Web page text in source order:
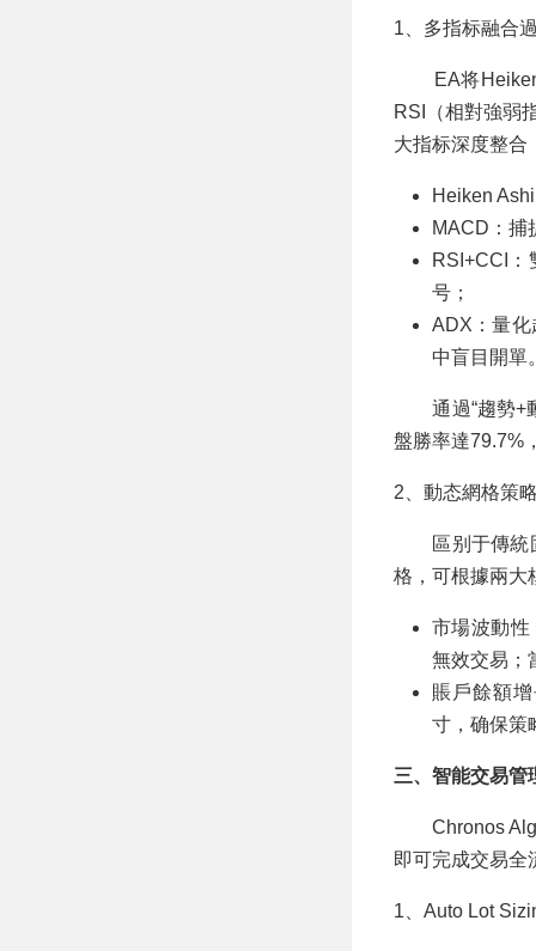
1、多指标融合
EA将Heiken
RSI（相對強弱
大指标深度整合
Heiken
MACD：捕
RSI+CCI
号；
ADX：量化
中盲目開單
通過“趨勢+動
盤勝率達79.7%
2、動态網格策
區别于傳統固
格，可根據兩大
市場波動性
無效交易；
賬戶餘額
寸，确保策
三、智能交易管
Chronos Algo
即可完成交易全
1、Auto Lot